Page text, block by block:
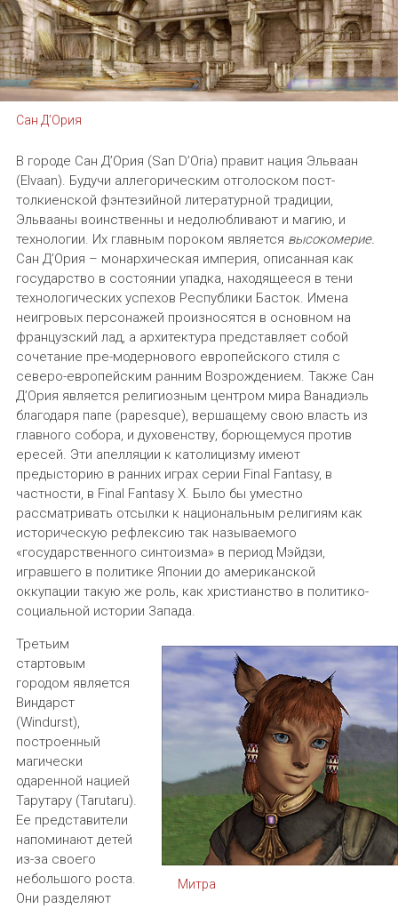
Сан Д’Ория
В городе Сан Д’Ория (San D’Oria) правит нация Эльваан
(Elvaan). Будучи аллегорическим отголоском пост-
толкиенской фэнтезийной литературной традиции,
Эльвааны воинственны и недолюбливают и магию, и
технологии. Их главным пороком является высокомерие.
Сан Д’Ория – монархическая империя, описанная как
государство в состоянии упадка, находящееся в тени
технологических успехов Республики Басток. Имена
неигровых персонажей произносятся в основном на
французский лад, а архитектура представляет собой
сочетание пре-модернового европейского стиля с
северо-европейским ранним Возрождением. Также Сан
Д’Ория является религиозным центром мира Ванадиэль
благодаря папе (papesque), вершащему свою власть из
главного собора, и духовенству, борющемуся против
ересей. Эти апелляции к католицизму имеют
предысторию в ранних играх серии Final Fantasy, в
частности, в Final Fantasy X. Было бы уместно
рассматривать отсылки к национальным религиям как
историческую рефлексию так называемого
«государственного синтоизма» в период Мэйдзи,
игравшего в политике Японии до американской
оккупации такую же роль, как христианство в политико-
социальной истории Запада.
Митра
Третьим
стартовым
городом является
Виндарст
(Windurst),
построенный
магически
одаренной нацией
Тарутару (Tarutaru).
Ее представители
напоминают детей
из-за своего
небольшого роста.
Они разделяют